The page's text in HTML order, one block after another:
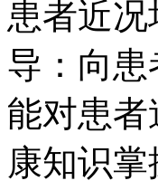
患者近
导：向
能对患
康知识